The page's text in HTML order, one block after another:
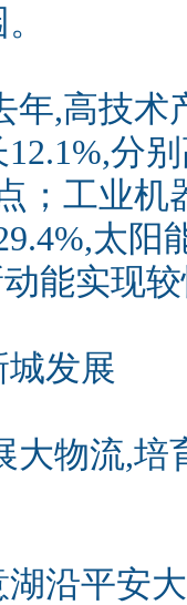
,高技术
分
；工业机
太阳
能实现
发展
物流,培
平安大